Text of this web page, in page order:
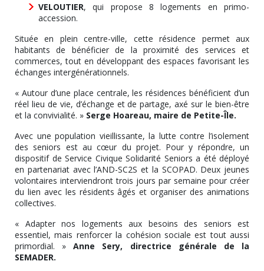
VELOUTIER, qui propose 8 logements en primo-
accession.
Située en plein centre-ville, cette résidence permet aux
habitants de bénéficier de la proximité des services et
commerces, tout en développant des espaces favorisant les
échanges intergénérationnels.
« Autour d’une place centrale, les résidences bénéficient d’un
réel lieu de vie, d’échange et de partage, axé sur le bien-être
et la convivialité. » Serge Hoareau, maire de Petite-Île.
Avec une population vieillissante, la lutte contre l’isolement
des seniors est au cœur du projet. Pour y répondre, un
dispositif de Service Civique Solidarité Seniors a été déployé
en partenariat avec l’AND-SC2S et la SCOPAD. Deux jeunes
volontaires interviendront trois jours par semaine pour créer
du lien avec les résidents âgés et organiser des animations
collectives.
« Adapter nos logements aux besoins des seniors est
essentiel, mais renforcer la cohésion sociale est tout aussi
primordial. » Anne Sery, directrice générale de la
SEMADER.